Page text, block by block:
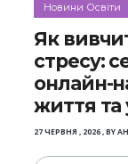
Новини Освіти
Як
стресу:
онлайн-
життя та
27 ЧЕРВНЯ , 2026,BY